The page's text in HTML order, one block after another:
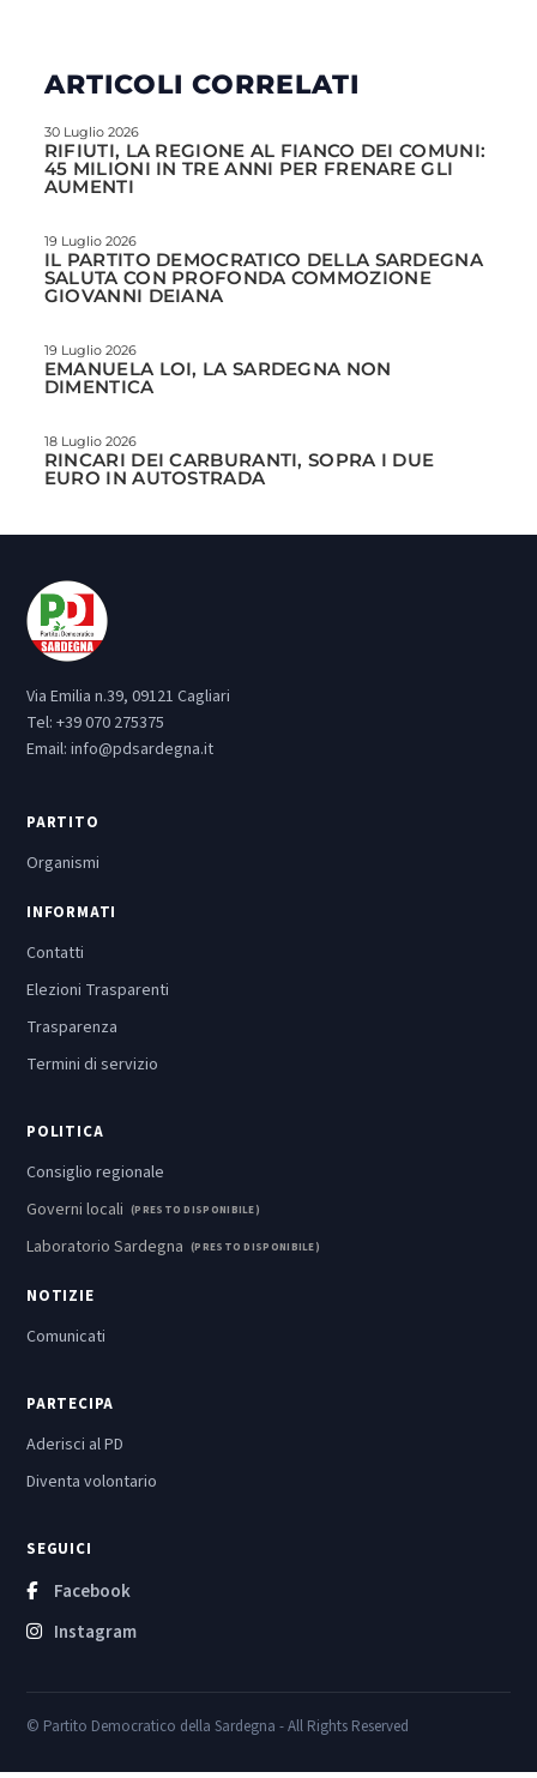
ARTICOLI CORRELATI
30 Luglio 2026
RIFIUTI, LA REGIONE AL FIANCO DEI COMUNI:
45 MILIONI IN TRE ANNI PER FRENARE GLI
AUMENTI
19 Luglio 2026
IL PARTITO DEMOCRATICO DELLA SARDEGNA
SALUTA CON PROFONDA COMMOZIONE
GIOVANNI DEIANA
19 Luglio 2026
EMANUELA LOI, LA SARDEGNA NON
DIMENTICA
18 Luglio 2026
RINCARI DEI CARBURANTI, SOPRA I DUE
EURO IN AUTOSTRADA
Via Emilia n.39, 09121 Cagliari
Tel: +39 070 275375
Email: info@pdsardegna.it
PARTITO
Organismi
INFORMATI
Contatti
Elezioni Trasparenti
Trasparenza
Termini di servizio
POLITICA
Consiglio regionale
Governi locali (PRESTO DISPONIBILE)
Laboratorio Sardegna (PRESTO DISPONIBILE)
NOTIZIE
Comunicati
PARTECIPA
Aderisci al PD
Diventa volontario
SEGUICI
Facebook
Instagram
© Partito Democratico della Sardegna - All Rights Reserved